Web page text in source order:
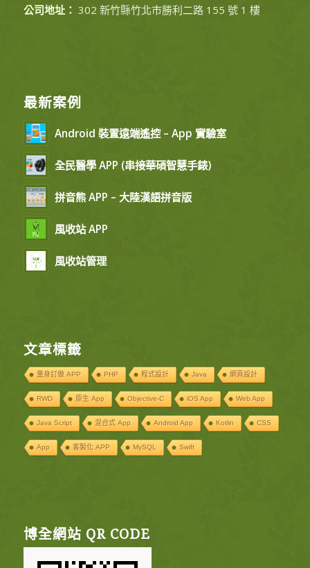
公司地址： 302 新竹縣竹北市勝利二路 155 號 1 樓
最新案例
Android 裝置遠端遙控 – App 實驗室
全民醫學 APP (串接華碩智慧手錶)
拼音熊 APP – 大陸漢語拼音版
風收站 APP
風收站管理
文章標籤
量身訂做 APP PHP 程式設計 Java 網頁設計
RWD 原生 App Objective-C iOS App Web App
Java Script 混合式 App Android App Kotlin CSS
App 客製化 APP MySQL Swift
博全網站 QR CODE